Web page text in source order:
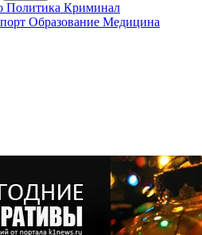
Политика Криминал
Образование Медицина